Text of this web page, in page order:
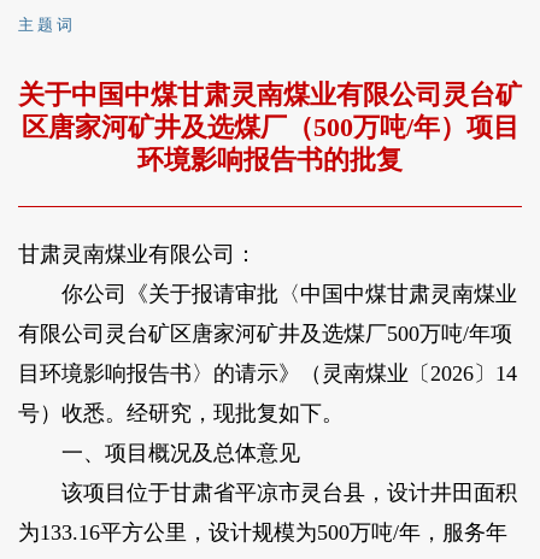
主 题 词
关于中国中煤甘肃灵南煤业有限公司灵台矿
区唐家河矿井及选煤厂（500万吨/年）项目
环境影响报告书的批复
甘肃灵南煤业有限公司：
你公司《关于报请审批〈中国中煤甘肃灵南煤业
有限公司灵台矿区唐家河矿井及选煤厂500万吨/年项
目环境影响报告书〉的请示》（灵南煤业〔2026〕14
号）收悉。经研究，现批复如下。
一、项目概况及总体意见
该项目位于甘肃省平凉市灵台县，设计井田面积
为133.16平方公里，设计规模为500万吨/年，服务年